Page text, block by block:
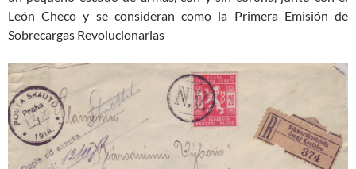
León Checo y se consideran como la Primera Emisión de
Sobrecargas Revolucionarias